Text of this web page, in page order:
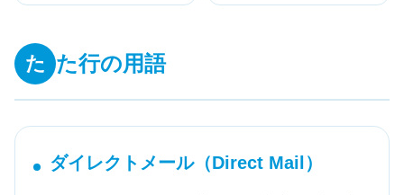
た た行の用語
ダイレクトメール（Direct Mail）